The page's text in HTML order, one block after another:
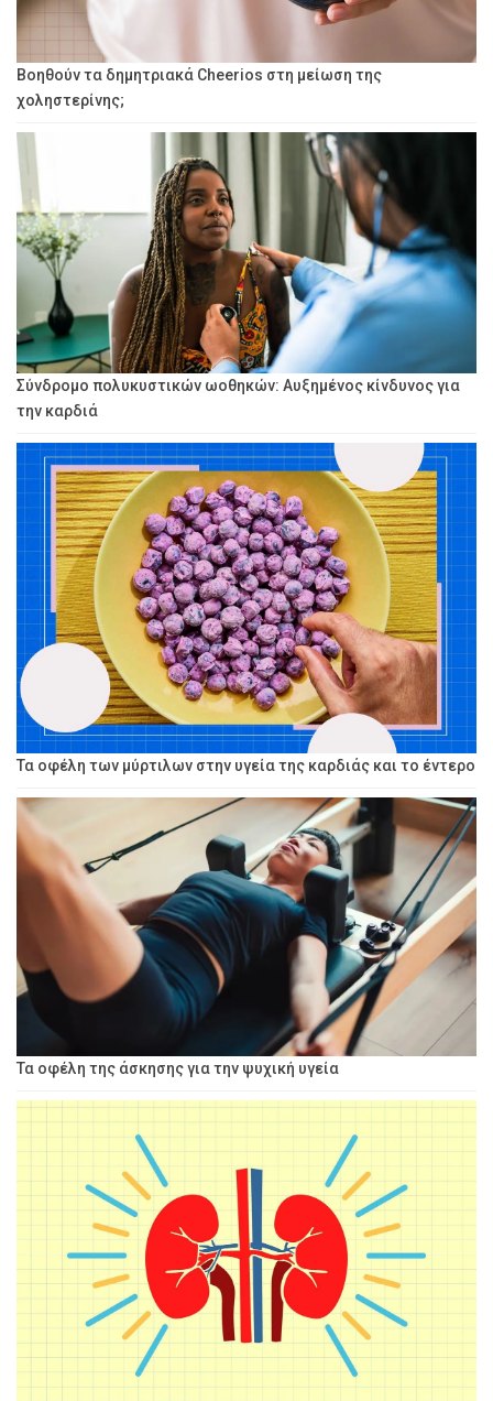
Βοηθούν τα δημητριακά Cheerios στη μείωση της
χοληστερίνης;
Σύνδρομο πολυκυστικών ωοθηκών: Αυξημένος κίνδυνος για
την καρδιά
Τα οφέλη των μύρτιλων στην υγεία της καρδιάς και το έντερο
Τα οφέλη της άσκησης για την ψυχική υγεία